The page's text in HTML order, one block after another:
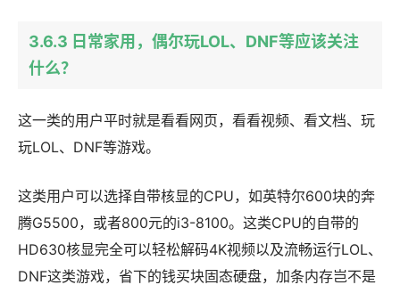
3.6.3 日常家用，偶尔玩LOL、DNF等应该关注
什么？
这一类的用户平时就是看看网页，看看视频、看文档、玩
玩LOL、DNF等游戏。
这类用户可以选择自带核显的CPU，如英特尔600块的奔
腾G5500，或者800元的i3-8100。这类CPU的自带的
HD630核显完全可以轻松解码4K视频以及流畅运行LOL、
DNF这类游戏，省下的钱买块固态硬盘，加条内存岂不是